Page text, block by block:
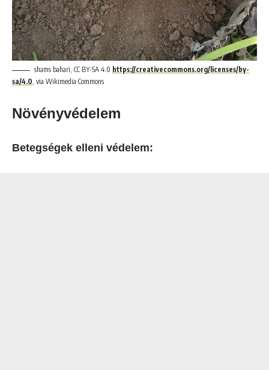
shams bahari, CC BY-SA 4.0 https://creativecommons.org/licenses/by-
sa/4.0, via Wikimedia Commons
Növényvédelem
Betegségek elleni védelem: